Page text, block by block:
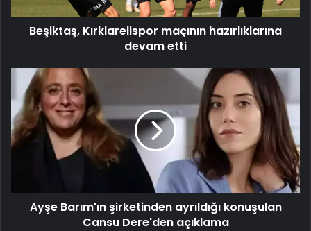
Beşiktaş, Kırklarelispor maçının hazırlıklarına
devam etti
Barım'ın
şirketinden
ayrıldığı
konuşulan
Cansu
Ayşe Barım'ın şirketinden ayrıldığı konuşulan
Cansu Dere'den açıklama